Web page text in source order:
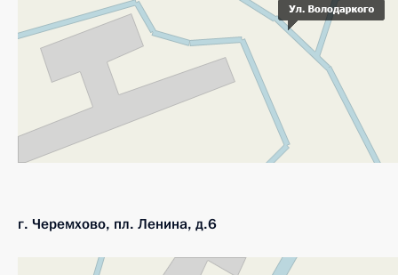
г. Черемхово, пл. Ленина, д.6